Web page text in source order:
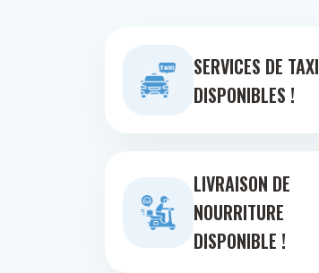
SERVICES DE TAXI
DISPONIBLES !
LIVRAISON DE
NOURRITURE
DISPONIBLE !